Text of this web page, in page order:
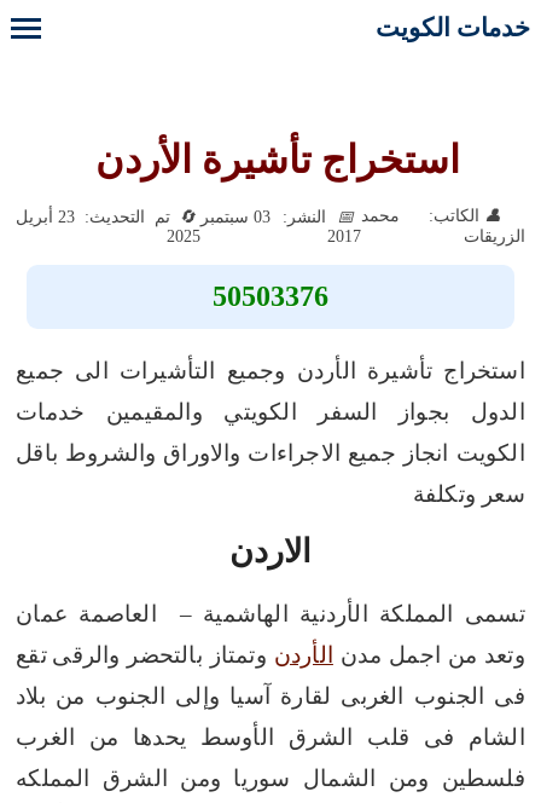
خدمات الكويت
استخراج تأشيرة الأردن
الكاتب: محمد
الزريقات
النشر: 03 سبتمبر
2017
تم التحديث: 23 أبريل
2025
50503376
استخراج تأشيرة الأردن وجميع التأشيرات الى جميع
الدول بجواز السفر الكويتي والمقيمين خدمات
الكويت انجاز جميع الاجراءات والاوراق والشروط باقل
سعر وتكلفة
الاردن
تسمى المملكة الأردنية الهاشمية – العاصمة عمان
وتعد من اجمل مدن
الأردن وتمتاز بالتحضر والرقى تقع
فى الجنوب الغربى لقارة آسيا وإلى الجنوب من بلاد
الشام فى قلب الشرق الأوسط يحدها من الغرب
فلسطين ومن الشمال سوريا ومن الشرق المملكه